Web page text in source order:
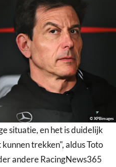
© XPBimages
situatie, en het is duidelijk
trekken", aldus Toto
andere RacingNews365